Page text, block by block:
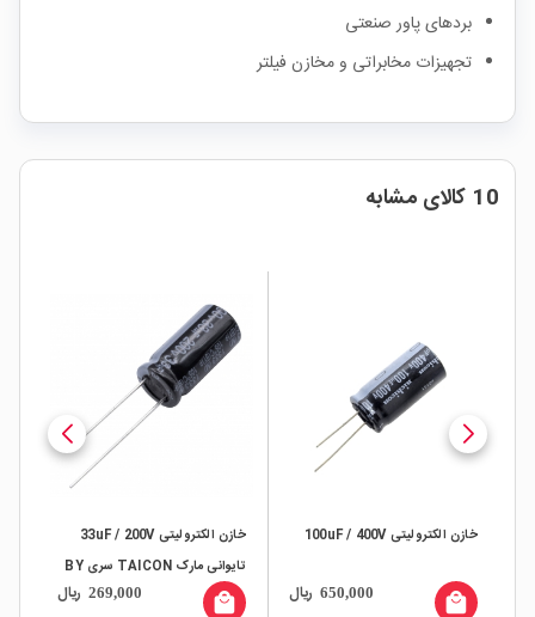
بردهای پاور صنعتی
تجهیزات مخابراتی و مخازن فیلتر
10 کالای مشابه
خازن الکترولیتی 100uF / 400V
650,000 ریال local_mall
خازن الکترولیتی 33uF / 200V
تایوانی مارک TAICON سری BY
طول عمر 10000Hrs
269,000 ریال local_mall